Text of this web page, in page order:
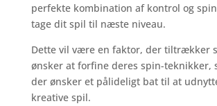
perfekte kombination af kontrol og
tage dit spil til næste niveau.
Dette vil være en faktor, der tiltrækker
ønsker at forfine deres spin-teknikker,
der ønsker et pålideligt bat til at
kreative spil.